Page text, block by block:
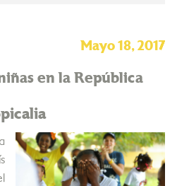
Mayo 18, 2017
en la República